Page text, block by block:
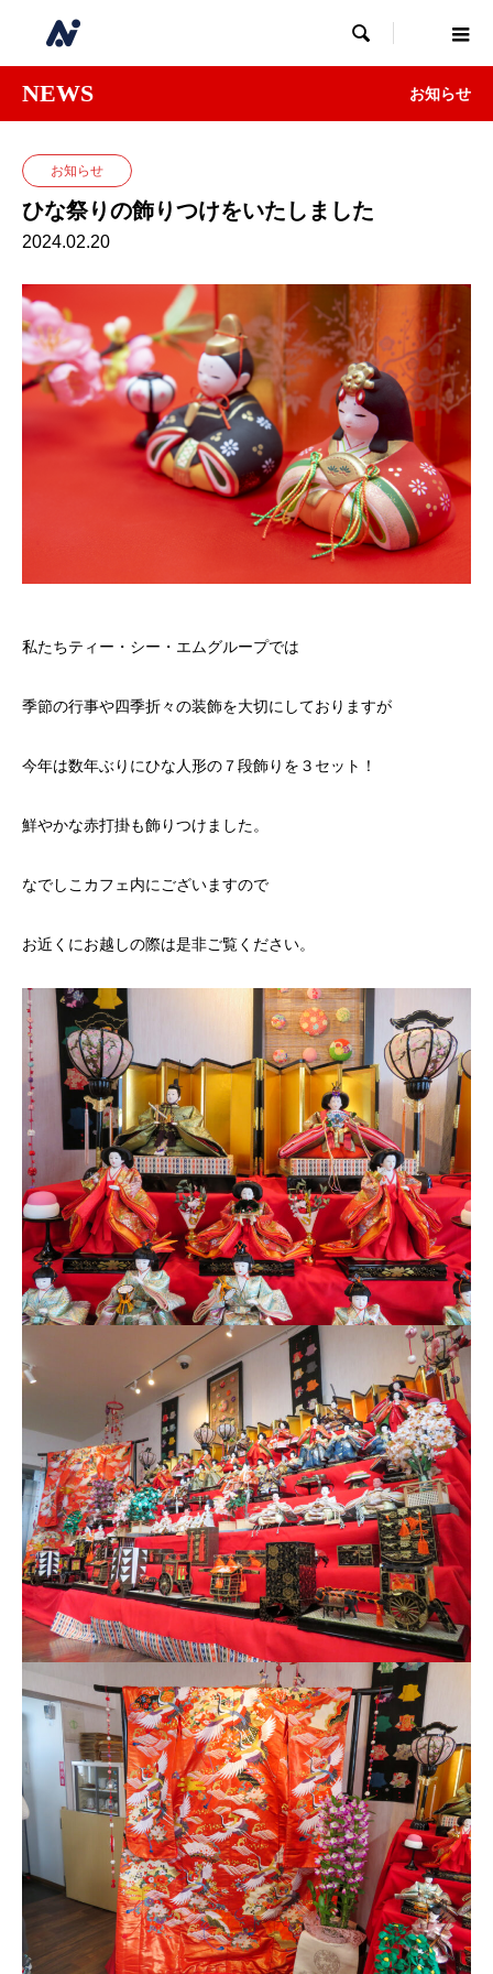

NEWS お知らせ
お知らせ
ひな祭りの飾りつけをいたしました
2024.02.20
私たちティー・シー・エムグループでは
季節の行事や四季折々の装飾を大切にしておりますが
今年は数年ぶりにひな人形の７段飾りを３セット！
鮮やかな赤打掛も飾りつけました。
なでしこカフェ内にございますので
お近くにお越しの際は是非ご覧ください。